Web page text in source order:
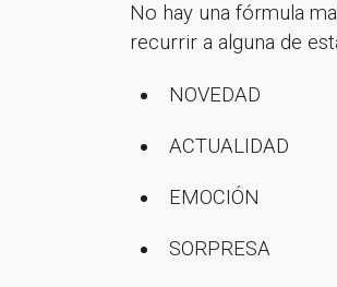
No hay una fórmula
recurrir a alguna de
NOVEDAD
ACTUALIDAD
EMOCIÓN
SORPRESA